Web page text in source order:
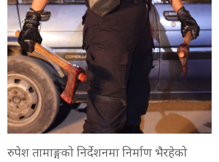
रुपेश तामाङ्गको निर्देशनमा निर्माण भैरहेको